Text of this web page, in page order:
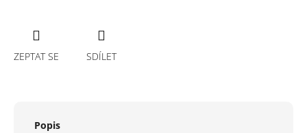
ZEPTAT SE SDÍLET
Popis